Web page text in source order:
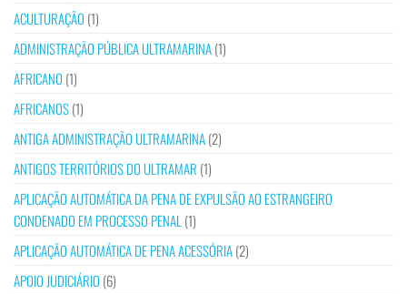
ACULTURAÇÃO (1)
ADMINISTRAÇÃO PÚBLICA ULTRAMARINA(1)
AFRICANO (1)
AFRICANOS(1)
ANTIGA ADMINISTRAÇÃO ULTRAMARINA(2)
ANTIGOS TERRITÓRIOS DO ULTRAMAR (1)
APLICAÇÃO AUTOMÁTICA DA PENA DE EXPULSÃO AO ESTRANGEIRO
CONDENADO EM PROCESSO PENAL (1)
APLICAÇÃO AUTOMÁTICA DE PENA ACESSÓRIA(2)
APOIO JUDICIÁRIO (6)